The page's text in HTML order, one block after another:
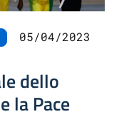
05/04/2023
dello
la Pace